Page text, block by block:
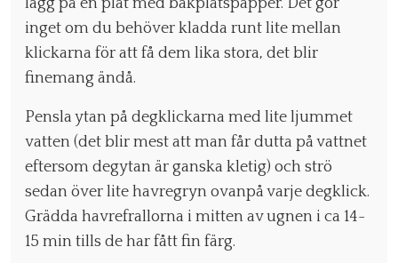
lägg på en plåt med bakplåtspapper. Det gör
inget om du behöver kladda runt lite mellan
klickarna för att få dem lika stora, det blir
finemang ändå.
Pensla ytan på degklickarna med lite ljummet
vatten (det blir mest att man får dutta på vattnet
eftersom degytan är ganska kletig) och strö
sedan över lite havregryn ovanpå varje degklick.
Grädda havrefrallorna i mitten av ugnen i ca 14-
15 min tills de har fått fin färg.